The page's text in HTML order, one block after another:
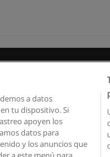
Copyright © Educaedu
a datos
tu dispositivo. Si
apoyen los
datos para
y los anuncios que